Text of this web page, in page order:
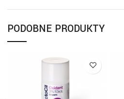
PODOBNE PRODUKTY